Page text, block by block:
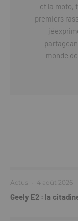
et la moto,
premiers
monde
Actus · 4 août 2026
Geely E2 : la